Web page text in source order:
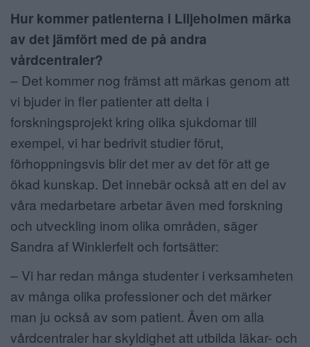
Hur kommer patienterna i Liljeholmen märka
av det jämfört med de på andra
vårdcentraler?
– Det kommer nog främst att märkas genom att
vi bjuder in fler patienter att delta i
forskningsprojekt kring olika sjukdomar till
exempel, vi har bedrivit studier förut,
förhoppningsvis blir det mer av det för att ge
ökad kunskap. Det innebär också att en del av
våra medarbetare arbetar även med forskning
och utveckling inom olika områden, säger
Sandra af Winklerfelt och fortsätter:
– Vi har redan många studenter i verksamheten
av många olika professioner och det märker
man ju också av som patient. Även om alla
vårdcentraler har skyldighet att utbilda läkar- och